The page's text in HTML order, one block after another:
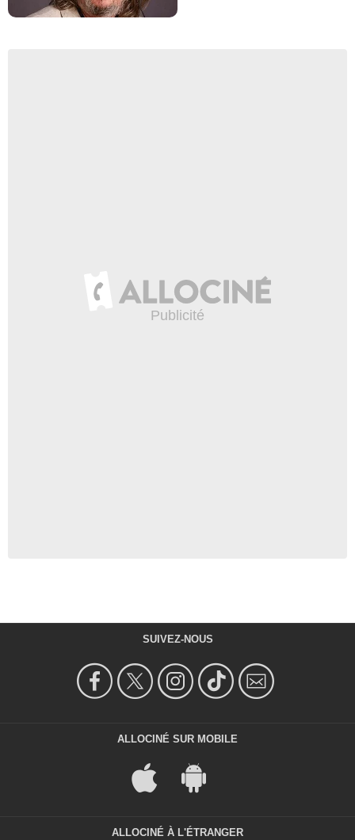
SUIVEZ-NOUS
ALLOCINÉ SUR MOBILE
ALLOCINÉ À L'ÉTRANGER